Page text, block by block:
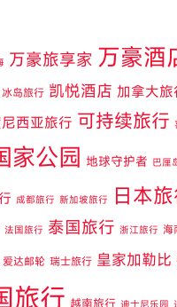
万豪旅享家 万豪酒
冰岛旅行 凯悦酒店 加拿大旅
西亚旅行 可持续旅行
家公园 地球守护者 巴厘
成都旅行 新加坡旅行 日本
法国旅行 泰国旅行 浙江旅行 海
爱达邮轮 瑞士旅行 皇家加勒比
旅行 越南旅行 迪士尼乐园